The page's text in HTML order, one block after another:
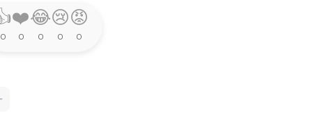
0
❤️
0
😂
0
😢
0
😡
0